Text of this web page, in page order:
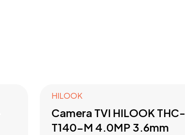
HILOOK
Camera TVI HILOOK THC-
T140-M 4.0MP 3.6mm